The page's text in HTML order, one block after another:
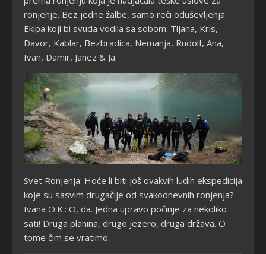
ronjenje. Bez jedne žalbe, samo reči oduševljenja.
Ekipa koji bi svuda vodila sa sobom: Tijana, Kris,
Davor, Kablar, Bezbradica, Nemanja, Rudolf, Ana,
Ivan, Damir, Janez & Ja.
Svet Ronjenja: Hoće li biti još ovakvih ludih ekspedicija
koje su sasvim drugačije od svakodnevnih ronjenja?
Ivana O.K.: O, da. Jedna upravo počinje za nekoliko
sati! Druga planina, drugo jezero, druga država. O
tome čim se vratimo.